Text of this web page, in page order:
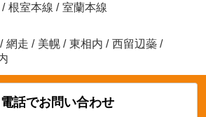
/ 根室本線 / 室蘭本線
/ 網走 / 美幌 / 東相内 / 西留辺蘂 /
電話でお問い合わせ